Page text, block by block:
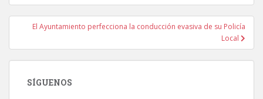
El Ayuntamiento perfecciona la conducción evasiva de su Policía
Local
SÍGUENOS